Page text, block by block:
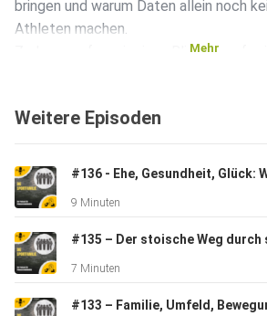
bringen und warum Daten allein noch
Athleten machen.
Zudem werfen wir einen Blick darauf, wie
Bewegung und
Zukunft der
Trainingssteuerung, den richtigen
Smartwatches & Co.
und die Frage, warum wir einen
den
präsentieren wir –
Mehr
Weitere Episoden
9 Minuten
7 Minuten